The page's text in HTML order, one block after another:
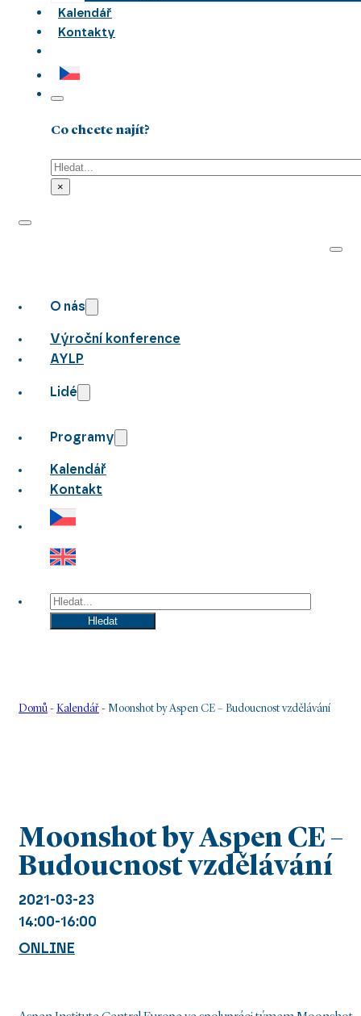
Kalendář
Kontakty
Co chcete najít?
Hledat
×
O nás
Výroční konference
AYLP
Lidé
Programy
Kalendář
Kontakt
Hledat
Hledat
Domů - Kalendář - Moonshot by Aspen CE – Budoucnost vzdělávání
Moonshot by Aspen CE –
Budoucnost vzdělávání
2021-03-23
14:00-16:00
ONLINE